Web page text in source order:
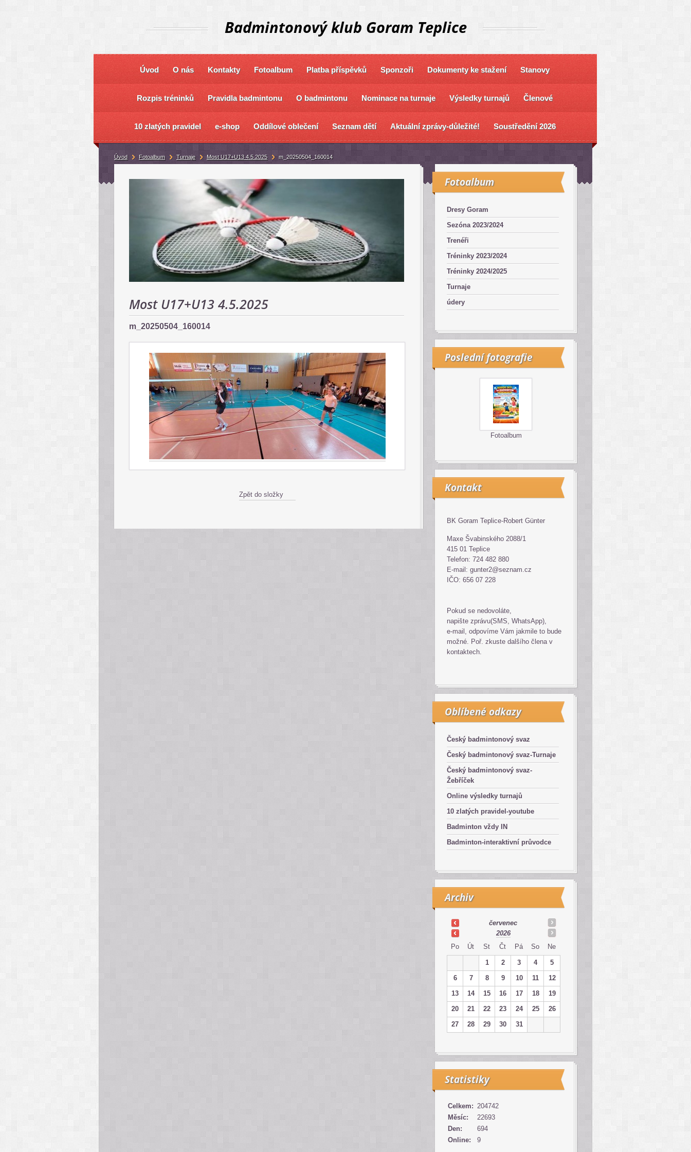
Badmintonový klub Goram Teplice
Úvod O nás Kontakty Fotoalbum Platba příspěvků Sponzoři Dokumenty ke stažení Stanovy
Rozpis tréninků Pravidla badmintonu O badmintonu Nominace na turnaje Výsledky turnajů Členové
10 zlatých pravidel e-shop Oddílové oblečení Seznam dětí Aktuální zprávy-důležité! Soustředění 2026
Most U17+U13 4.5.2025
m_20250504_160014
Zpět do složky
Fotoalbum
Dresy Goram
Sezóna 2023/2024
Trenéři
Tréninky 2023/2024
Tréninky 2024/2025
Turnaje
údery
Poslední fotografie
Fotoalbum
Kontakt
BK Goram Teplice-Robert Günter
Maxe Švabinského 2088/1
415 01 Teplice
Telefon: 724 482 880
E-mail: gunter2@seznam.cz
IČO: 656 07 228
Pokud se nedovoláte,
napište zprávu(SMS, WhatsApp),
e-mail, odpovíme Vám jakmile to bude
možné. Poř. zkuste dalšího člena v
kontaktech.
Oblíbené odkazy
Český badmintonový svaz
Český badmintonový svaz-Turnaje
Český badmintonový svaz-
Žebříček
Online výsledky turnajů
10 zlatých pravidel-youtube
Badminton vždy IN
Badminton-interaktivní průvodce
Archiv
červenec
2026
Po
Út St Čt Pá So Ne
1 2 3 4
5
6
7 8 9 10 11
12
13
14 15 16 17 18
19
20
21 22 23 24 25
26
27
28 29 30 31
Statistiky
Online: 9
Celkem: 204742
Měsíc:
22693
Den:
694
Úvod Fotoalbum Turnaje Most U17+U13 4.5.2025 m_20250504_160014